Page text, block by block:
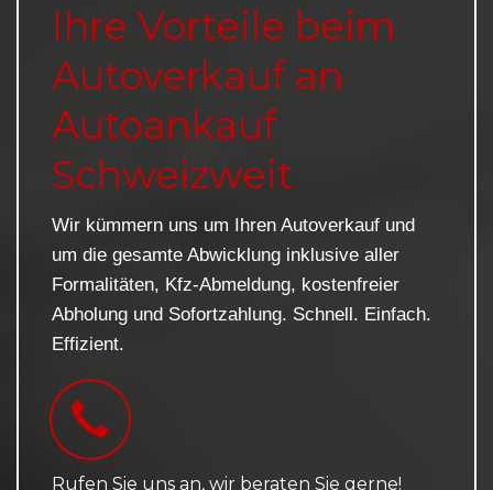
Ihre Vorteile beim
Autoverkauf an
Autoankauf
Schweizweit
Wir kümmern uns um Ihren Autoverkauf und
um die gesamte Abwicklung inklusive aller
Formalitäten, Kfz-Abmeldung, kostenfreier
Abholung und Sofortzahlung. Schnell. Einfach.
Effizient.
Rufen Sie uns an, wir beraten Sie gerne!